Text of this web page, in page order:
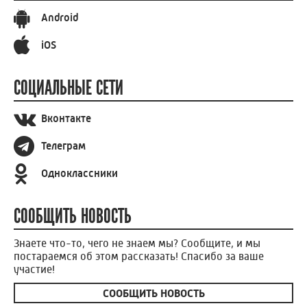
Android
iOS
СОЦИАЛЬНЫЕ СЕТИ
Вконтакте
Телеграм
Одноклассники
СООБЩИТЬ НОВОСТЬ
Знаете что-то, чего не знаем мы? Сообщите, и мы
постараемся об этом рассказать! Спасибо за ваше
участие!
СООБЩИТЬ НОВОСТЬ